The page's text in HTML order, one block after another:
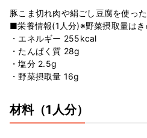
豚こま切れ肉や絹ごし豆腐を使っ
■栄養情報(1人分)※野菜摂取量はき
・エネルギー 255kcal
・たんぱく質 28g
・塩分 2.5g
・野菜摂取量 16g
材料（1人分）